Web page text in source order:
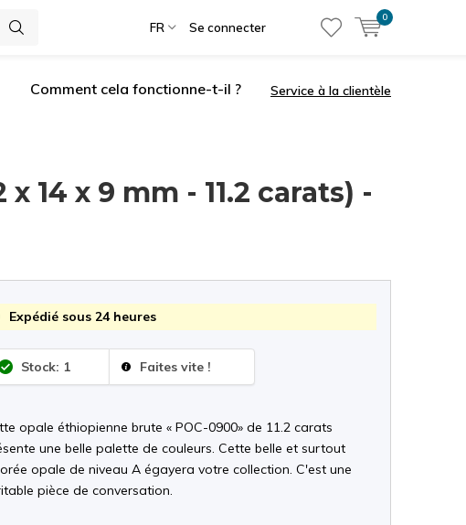
FR Se connecter
0
Comment cela fonctionne-t-il ? Service à la clientèle
14 x 9 mm - 11.2 carats) -
Expédié sous 24 heures
Stock: 1 Faites vite !
opale éthiopienne brute « POC-0900» de 11.2 carats
une belle palette de couleurs. Cette belle et surtout
opale de niveau A égayera votre collection. C'est une
pièce de conversation.